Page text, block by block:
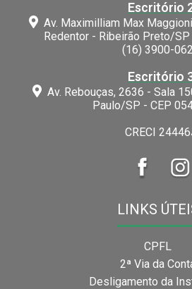
Escritório
Av. Maximilliam Max
Redentor - Ribeirão Preto/
(16) 3900-
Escritório
Av. Rebouças, 2636 - Sala
Paulo/SP - CEP
CRECI
LINKS
CPFL
2ª Via da
Desligamento da